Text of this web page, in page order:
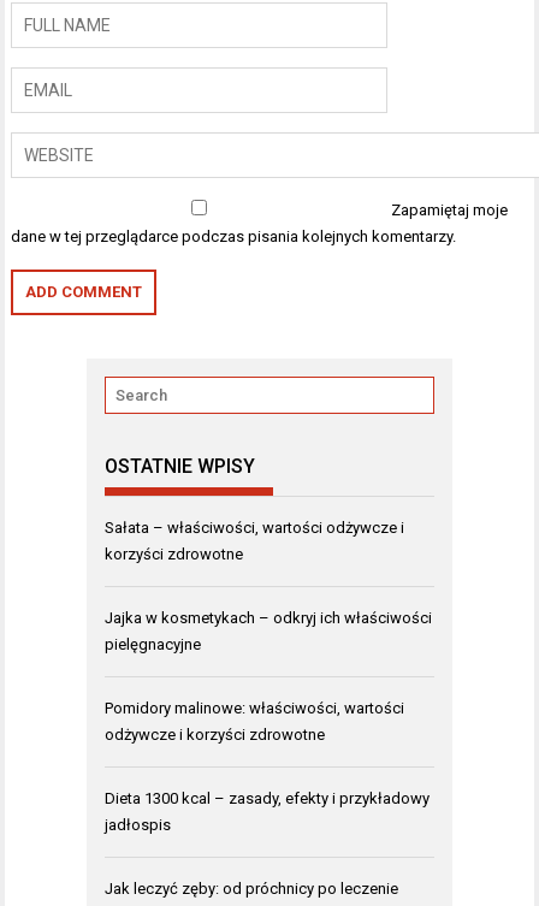
Zapamiętaj moje
dane w tej przeglądarce podczas pisania kolejnych komentarzy.
OSTATNIE WPISY
Sałata – właściwości, wartości odżywcze i
korzyści zdrowotne
Jajka w kosmetykach – odkryj ich właściwości
pielęgnacyjne
Pomidory malinowe: właściwości, wartości
odżywcze i korzyści zdrowotne
Dieta 1300 kcal – zasady, efekty i przykładowy
jadłospis
Jak leczyć zęby: od próchnicy po leczenie